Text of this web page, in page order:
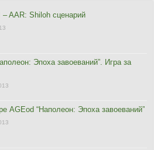
– AAR: Shiloh сценарий
Эпоха завоеваний”. Игра за
AGEod “Наполеон: Эпоха завоеваний”